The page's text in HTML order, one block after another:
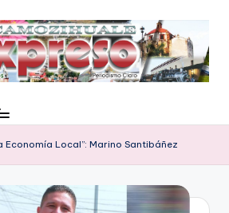
Economía Local”: Marino Santibáñez